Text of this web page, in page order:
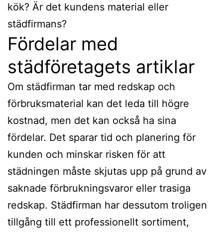
kök? Är det kundens material eller
städfirmans?
Fördelar med
städföretagets artiklar
Om städfirman tar med redskap och
förbruksmaterial kan det leda till högre
kostnad, men det kan också ha sina
fördelar. Det sparar tid och planering för
kunden och minskar risken för att
städningen måste skjutas upp på grund av
saknade förbrukningsvaror eller trasiga
redskap. Städfirman har dessutom troligen
tillgång till ett professionellt sortiment,